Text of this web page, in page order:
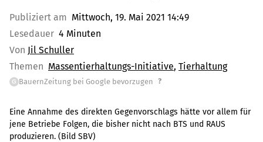
Publiziert am Mittwoch, 19. Mai 2021 14:49
Lesedauer 4 Minuten
Von Jil Schuller
Themen Massentierhaltungs-Initiative Tierhaltung
G BauernZeitung bei Google bevorzugen ?
Eine Annahme des direkten Gegenvorschlags hätte vor allem für
jene Betriebe Folgen, die bisher nicht nach BTS und RAUS
produzieren. (Bild SBV)